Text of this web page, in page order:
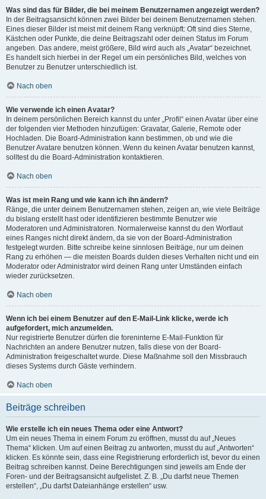
Was sind das für Bilder, die bei meinem Benutzernamen angezeigt werden?
In der Beitragsansicht können zwei Bilder bei deinem Benutzernamen stehen.
Eines dieser Bilder ist meist mit deinem Rang verknüpft: Oft sind dies Sterne,
Kästchen oder Punkte, die deine Beitragszahl oder deinen Status im Forum
angeben. Das andere, meist größere, Bild wird auch als „Avatar“ bezeichnet.
Es handelt sich hierbei in der Regel um ein persönliches Bild, welches von
Benutzer zu Benutzer unterschiedlich ist.
Nach oben
Wie verwende ich einen Avatar?
In deinem persönlichen Bereich kannst du unter „Profil“ einen Avatar über eine
der folgenden vier Methoden hinzufügen: Gravatar, Galerie, Remote oder
Hochladen. Die Board-Administration kann bestimmen, ob und wie die
Benutzer Avatare benutzen können. Wenn du keinen Avatar benutzen kannst,
solltest du die Board-Administration kontaktieren.
Nach oben
Was ist mein Rang und wie kann ich ihn ändern?
Ränge, die unter deinem Benutzernamen stehen, zeigen an, wie viele Beiträge
du bislang erstellt hast oder identifizieren bestimmte Benutzer wie
Moderatoren und Administratoren. Normalerweise kannst du den Wortlaut
eines Ranges nicht direkt ändern, da sie von der Board-Administration
festgelegt wurden. Bitte schreibe keine sinnlosen Beiträge, nur um deinen
Rang zu erhöhen — die meisten Boards dulden dieses Verhalten nicht und ein
Moderator oder Administrator wird deinen Rang unter Umständen einfach
wieder zurücksetzen.
Nach oben
Wenn ich bei einem Benutzer auf den E-Mail-Link klicke, werde ich
aufgefordert, mich anzumelden.
Nur registrierte Benutzer dürfen die foreninterne E-Mail-Funktion für
Nachrichten an andere Benutzer nutzen, falls diese von der Board-
Administration freigeschaltet wurde. Diese Maßnahme soll den Missbrauch
dieses Systems durch Gäste verhindern.
Nach oben
Beiträge schreiben
Wie erstelle ich ein neues Thema oder eine Antwort?
Um ein neues Thema in einem Forum zu eröffnen, musst du auf „Neues
Thema“ klicken. Um auf einen Beitrag zu antworten, musst du auf „Antworten“
klicken. Es könnte sein, dass eine Registrierung erforderlich ist, bevor du einen
Beitrag schreiben kannst. Deine Berechtigungen sind jeweils am Ende der
Foren- und der Beitragsansicht aufgelistet. Z. B. „Du darfst neue Themen
erstellen“, „Du darfst Dateianhänge erstellen“ usw.